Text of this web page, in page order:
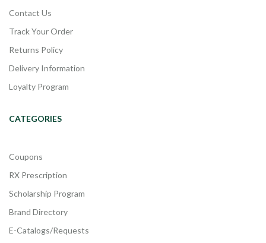
Contact Us
Track Your Order
Returns Policy
Delivery Information
Loyalty Program
CATEGORIES
Coupons
RX Prescription
Scholarship Program
Brand Directory
E-Catalogs/Requests